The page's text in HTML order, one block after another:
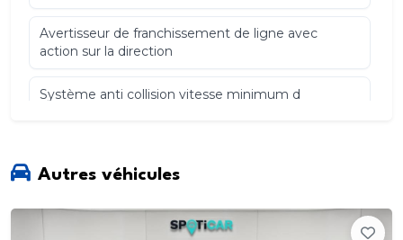
Avertisseur de franchissement de ligne avec
action sur la direction
Système anti collision vitesse minimum d
cysliste. alerte sonore. Distance programmable.
Actif au dessus de 50 km/h - 30 mph et Actif en
Autres véhicules